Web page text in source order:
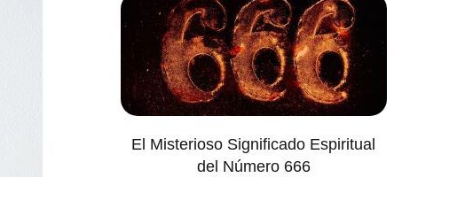
El Misterioso Significado Espiritual
del Número 666